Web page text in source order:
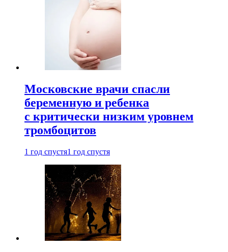
Московские врачи спасли
беременную и ребенка
с критически низким уровнем
тромбоцитов
1 год спустя1 год спустя